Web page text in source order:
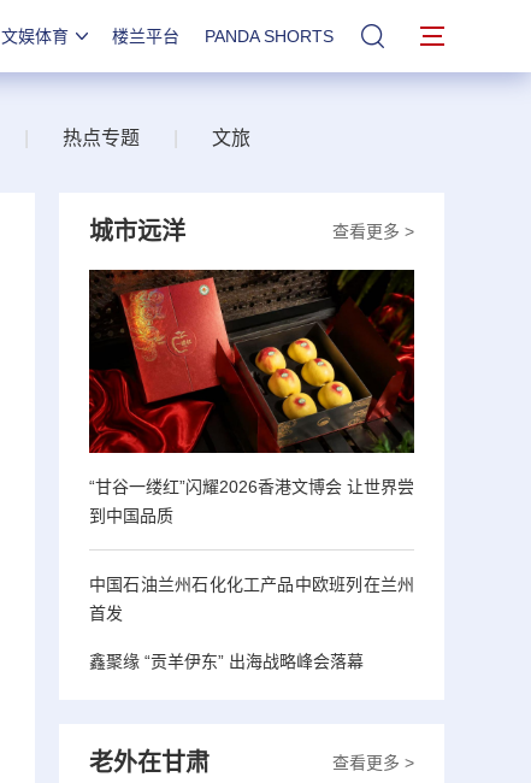
文娱体育 楼兰平台 PANDA SHORTS 站内搜索
热点专题 文旅
查看更多 >
城市远洋
“甘谷一缕红”闪耀2026香港文博会 让世界尝
到中国品质
中国石油兰州石化化工产品中欧班列在兰州
首发
鑫聚缘 “贡羊伊东” 出海战略峰会落幕
查看更多 >
老外在甘肃